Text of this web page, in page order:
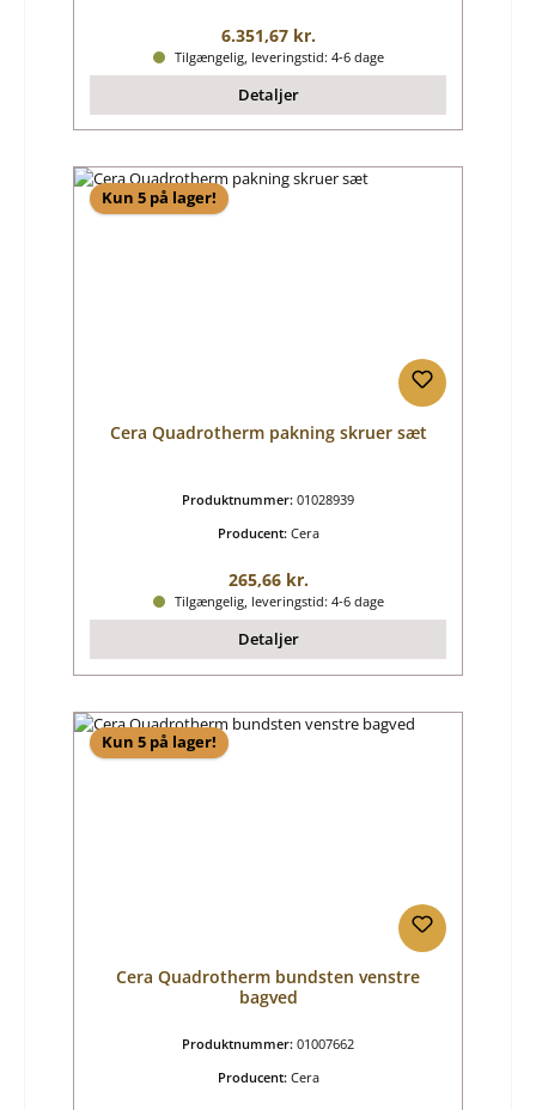
Almindelig pris:
6.351,67 kr.
Tilgængelig, leveringstid: 4-6 dage
Detaljer
Kun 5 på lager!
Cera Quadrotherm pakning skruer sæt
Produktnummer: 01028939
Producent: Cera
Almindelig pris:
265,66 kr.
Tilgængelig, leveringstid: 4-6 dage
Detaljer
Kun 5 på lager!
Cera Quadrotherm bundsten venstre
bagved
Produktnummer: 01007662
Producent: Cera